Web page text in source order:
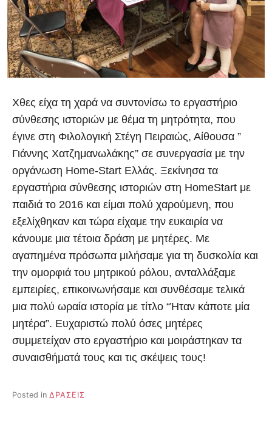
Χθες είχα τη χαρά να συντονίσω το εργαστήριο
σύνθεσης ιστοριών με θέμα τη μητρότητα, που
έγινε στη Φιλολογική Στέγη Πειραιώς, Αίθουσα ”
Γιάννης Χατζημανωλάκης” σε συνεργασία με την
οργάνωση Home-Start Ελλάς. Ξεκίνησα τα
εργαστήρια σύνθεσης ιστοριών στη HomeStart με
παιδιά το 2016 και είμαι πολύ χαρούμενη, που
εξελίχθηκαν και τώρα είχαμε την ευκαιρία να
κάνουμε μια τέτοια δράση με μητέρες. Με
αγαπημένα πρόσωπα μιλήσαμε για τη δυσκολία και
την ομορφιά του μητρικού ρόλου, ανταλλάξαμε
εμπειρίες, επικοινωνήσαμε και συνθέσαμε τελικά
μια πολύ ωραία ιστορία με τίτλο “Ήταν κάποτε μία
μητέρα”. Ευχαριστώ πολύ όσες μητέρες
συμμετείχαν στο εργαστήριο και μοιράστηκαν τα
συναισθήματά τους και τις σκέψεις τους!
Posted in ΔΡΑΣΕΙΣ